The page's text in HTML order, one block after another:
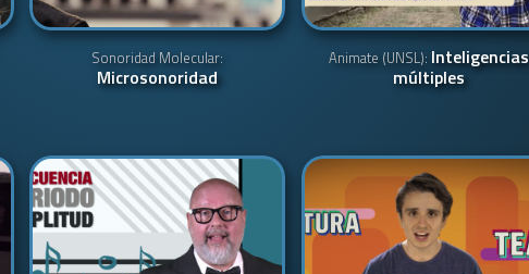
Sonoridad Molecular:
Microsonoridad
Animate (UNSL): Inteligencias
múltiples